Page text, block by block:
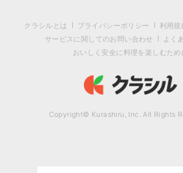
クラシルとは プライバシーポリシー 利用規
サービスに関してのお問い合わせ
よく
おいしく安全に料理を楽しむため
Copyright© Kurashiru, Inc. All Rights